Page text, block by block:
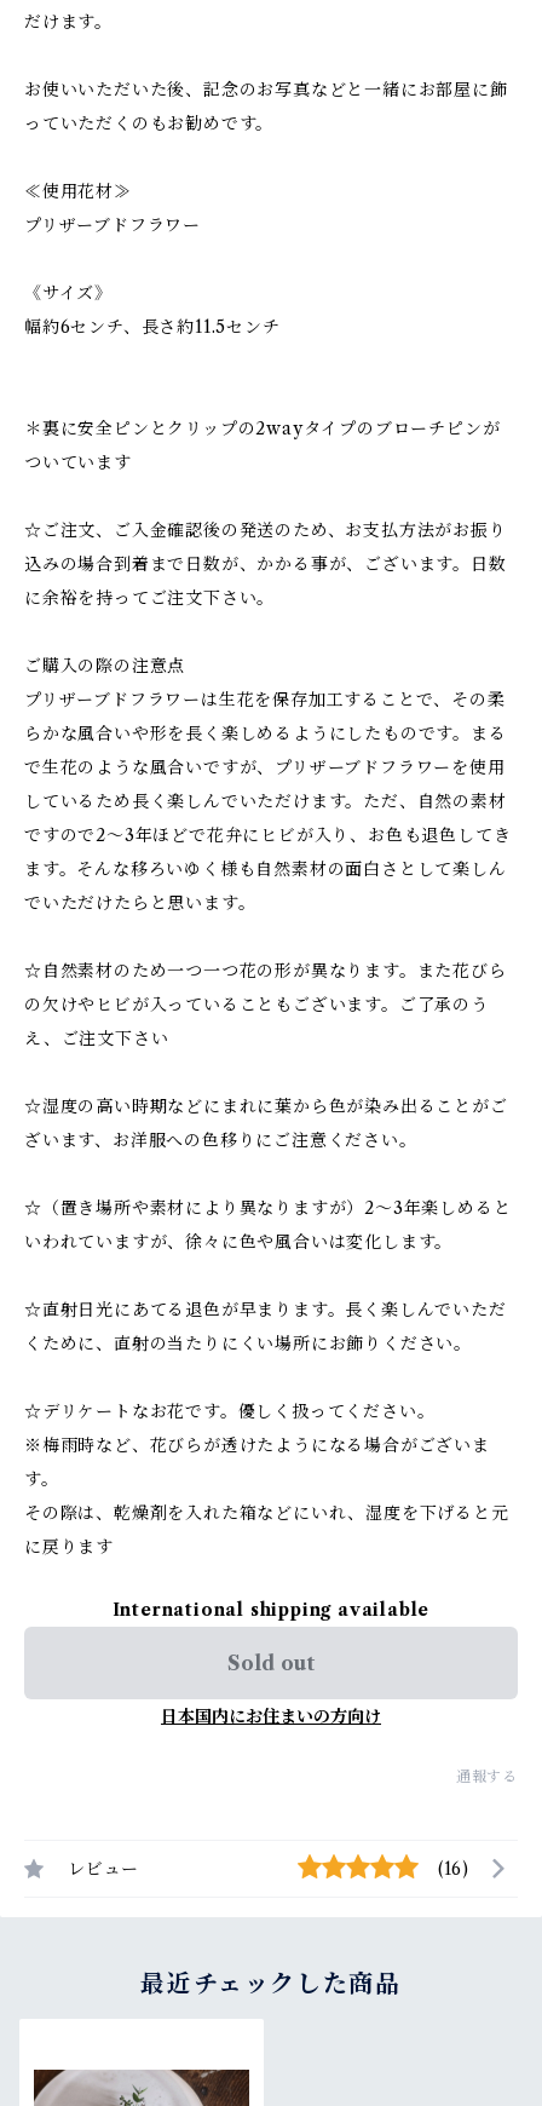
だけます。
お使いいただいた後、記念のお写真などと一緒にお部屋に飾
っていただくのもお勧めです。
≪使用花材≫
プリザーブドフラワー
《サイズ》
幅約6センチ、長さ約11.5センチ
＊裏に安全ピンとクリップの2wayタイプのブローチピンが
ついています
☆ご注文、ご入金確認後の発送のため、お支払方法がお振り
込みの場合到着まで日数が、かかる事が、ございます。日数
に余裕を持ってご注文下さい。
ご購入の際の注意点
プリザーブドフラワーは生花を保存加工することで、その柔
らかな風合いや形を長く楽しめるようにしたものです。まる
で生花のような風合いですが、プリザーブドフラワーを使用
しているため長く楽しんでいただけます。ただ、自然の素材
ですので2～3年ほどで花弁にヒビが入り、お色も退色してき
ます。そんな移ろいゆく様も自然素材の面白さとして楽しん
でいただけたらと思います。
☆自然素材のため一つ一つ花の形が異なります。また花びら
の欠けやヒビが入っていることもございます。ご了承のう
え、ご注文下さい
☆湿度の高い時期などにまれに葉から色が染み出ることがご
ざいます、お洋服への色移りにご注意ください。
☆（置き場所や素材により異なりますが）2～3年楽しめると
いわれていますが、徐々に色や風合いは変化します。
☆直射日光にあてる退色が早まります。長く楽しんでいただ
くために、直射の当たりにくい場所にお飾りください。
☆デリケートなお花です。優しく扱ってください。
※梅雨時など、花びらが透けたようになる場合がございま
す。
その際は、乾燥剤を入れた箱などにいれ、湿度を下げると元
に戻ります
International shipping available
Sold out
日本国内にお住まいの方向け
通報する
レビュー (16)
最近チェックした商品